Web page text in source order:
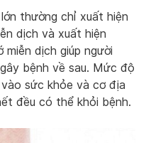
thường chỉ xuất hiện
dịch và xuất hiện
dịch giúp người
bệnh về sau. Mức độ
sức khỏe và cơ địa
đều có thể khỏi bệnh.